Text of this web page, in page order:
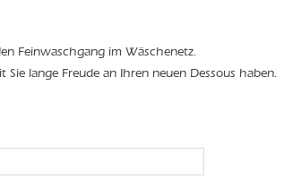
Feinwaschgang im Wäschenetz.
lange Freude an Ihren neuen Dessous haben.